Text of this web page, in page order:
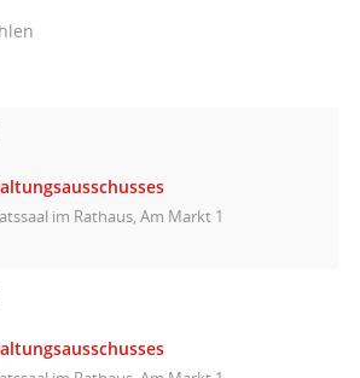
im Rathaus, Am Markt 1